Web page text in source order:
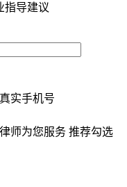
指导建议
实手机号
师为您服务 推荐勾选